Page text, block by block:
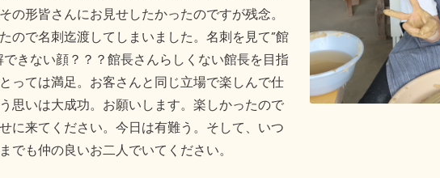
の形皆さんにお見せしたかったのですが残念。
ので名刺迄渡してしまいました。名刺を見て”館
できない顔？？？館長さんらしくない館長を目指
っては満足。お客さんと同じ立場で楽しんで仕
思いは大成功。お願いします。楽しかったので
に来てください。今日は有難う。そして、いつ
でも仲の良いお二人でいてください。